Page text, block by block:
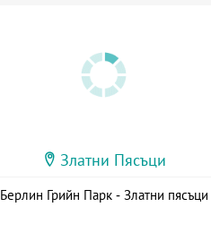
Златни Пясъци
Берлин Грийн Парк - Златни пясъци